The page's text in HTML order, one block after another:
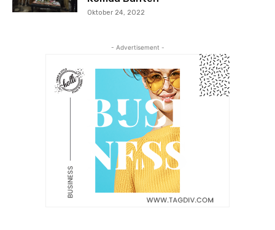
Oktober 24, 2022
- Advertisement -